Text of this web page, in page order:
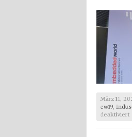
März 11,
ew19,
deaktiviert